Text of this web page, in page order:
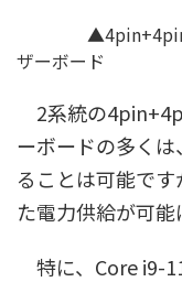
ザーボード
2系統の
ーボードの多く
ることは可能で
た電力供給が可能
特に、Core i9-